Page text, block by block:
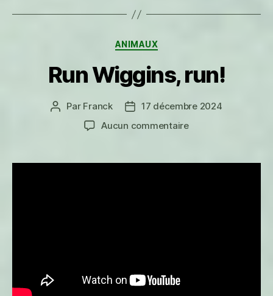
Catégories
ANIMAUX
Run Wiggins, run!
Auteur
Par Franck
Date17 décembre 2024
Aucun commentairesur
run!